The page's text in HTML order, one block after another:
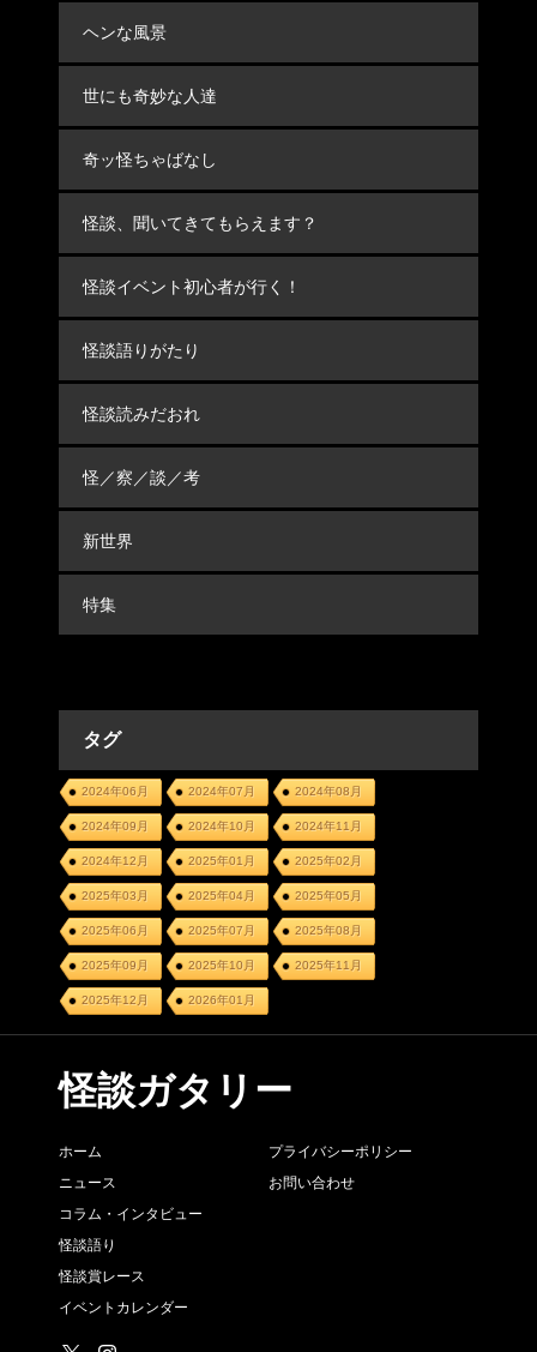
ヘンな風景
世にも奇妙な人達
奇ッ怪ちゃばなし
怪談、聞いてきてもらえます？
怪談イベント初心者が行く！
怪談語りがたり
怪談読みだおれ
怪／察／談／考
新世界
特集
タグ
2024年06月 2024年07月 2024年08月
2024年09月 2024年10月 2024年11月
2024年12月 2025年01月 2025年02月
2025年03月 2025年04月 2025年05月
2025年06月 2025年07月 2025年08月
2025年09月 2025年10月 2025年11月
2025年12月 2026年01月
怪談ガタリー
ホーム
ニュース
コラム・インタビュー
怪談語り
怪談賞レース
イベントカレンダー
プライバシーポリシー
お問い合わせ